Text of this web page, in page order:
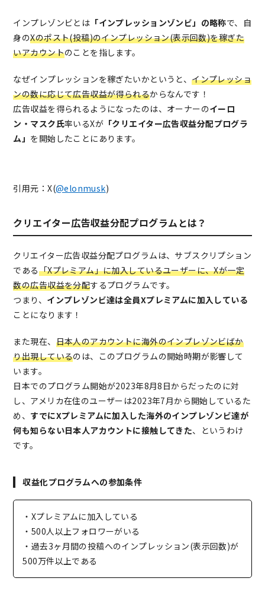
インプレゾンビとは 「インプレッションゾンビ」の略称で、自
身のXのポスト(投稿)のインプレッション(表示回数)を稼ぎた
いアカウントのことを指します。
なぜインプレッションを稼ぎたいかというと、インプレッショ
ンの数に応じて広告収益が得られるからなんです！
広告収益を得られるようになったのは、オーナーのイーロ
ン・マスク氏率いるXが 「クリエイター広告収益分配プログラ
ム」 を開始したことにあります。
引用元：X(@elonmusk)
クリエイター広告収益分配プログラムとは？
クリエイター広告収益分配プログラムは、サブスクリプション
である「Xプレミアム」に加入しているユーザーに、Xが一定
数の広告収益を分配するプログラムです。
つまり、 インプレゾンビ達は全員Xプレミアムに加入している
ことになります！
また現在、 日本人のアカウントに海外のインプレゾンビばか
り出現しているのは、このプログラムの開始時期が影響して
います。
日本でのプログラム開始が2023年8月8日からだったのに対
し、アメリカ在住のユーザーは2023年7月から開始しているた
め、 すでにXプレミアムに加入した海外のインプレゾンビ達が
何も知らない日本人アカウントに接触してきた、というわけ
です。
収益化プログラムへの参加条件
・Xプレミアムに加入している
・500人以上フォロワーがいる
・過去3ヶ月間の投稿へのインプレッション(表示回数)が
500万件以上である